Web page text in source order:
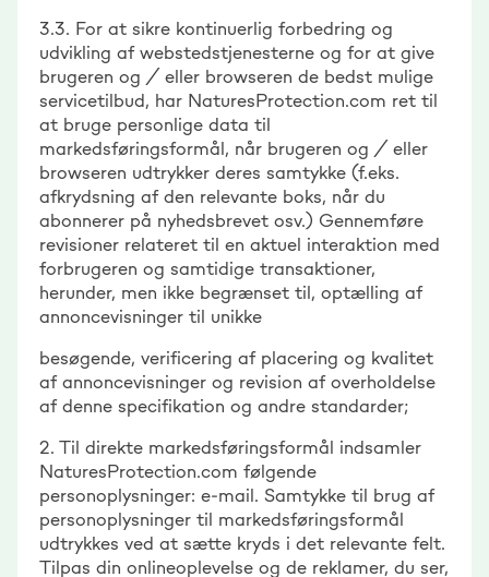
3.3. For at sikre kontinuerlig forbedring og
udvikling af webstedstjenesterne og for at give
brugeren og / eller browseren de bedst mulige
servicetilbud, har NaturesProtection.com ret til
at bruge personlige data til
markedsføringsformål, når brugeren og / eller
browseren udtrykker deres samtykke (f.eks.
afkrydsning af den relevante boks, når du
abonnerer på nyhedsbrevet osv.) Gennemføre
revisioner relateret til en aktuel interaktion med
forbrugeren og samtidige transaktioner,
herunder, men ikke begrænset til, optælling af
annoncevisninger til unikke
besøgende, verificering af placering og kvalitet
af annoncevisninger og revision af overholdelse
af denne specifikation og andre standarder;
2. Til direkte markedsføringsformål indsamler
NaturesProtection.com følgende
personoplysninger: e-mail. Samtykke til brug af
personoplysninger til markedsføringsformål
udtrykkes ved at sætte kryds i det relevante felt.
Tilpas din onlineoplevelse og de reklamer, du ser,